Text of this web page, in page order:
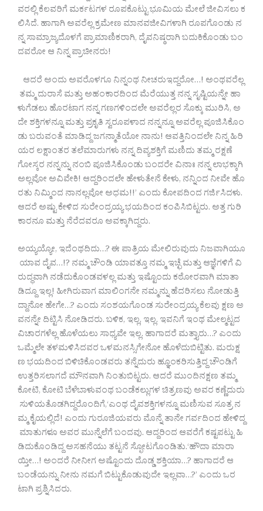
ವರಲ್ಲಿ ಕೆಲವರಿಗೆ ಮರ್ಕಟಗಳ ರೂಪಕೊಟ್ಟು ಭೂಮಿಯ ಮೇಲೆ ಜೀವಿಸಲು ಕ
ಲಿಸಿದೆ. ಹಾಗಾಗಿ ಅವರೆಲ್ಲ ಕ್ರಮೇಣ ಮಾನವಜೀವಿಗಳಾಗಿ ರೂಪಗೊಂಡು ನ
ನ್ನ ಸಾಮ್ರಾಜ್ಯದೊಳಗೆ ಪ್ರಾಮಾಣಿಕರಾಗಿ, ದೈವನಿಷ್ಠರಾಗಿ ಬದುಕಿಕೊಂಡು ಬಂ
ದವರೋ ಆ ನಿನ್ನ ಪ್ರಾಚೀನರು!
ಆದರೆ ಅಂದು ಅವರೊಳಗೂ ನಿನ್ನಂಥ ನೀಚರುಇದ್ದರೋ…! ಅಂಥವರೆಲ್ಲ
ತಮ್ಮ ದುರಾಸೆ ಮತ್ತು ಅಹಂಕಾರದಿಂದ ಮೆರೆಯುತ್ತ ನನ್ನ ಸೃಷ್ಟಿಯನ್ನೇ ಹಾ
ಳುಗೆಡಲು ಹೊರಟಾಗ ನನ್ನ ಗಣಗಳಿಂದಲೇ ಅವರೆಲ್ಲರ ಸೊಕ್ಕು ಮುರಿಸಿ, ಅ
ದೇ ಶಕ್ತಿಗಳನ್ನೂ ಮತ್ತು ಪ್ರಕೃತಿ ಸ್ವರೂಪಳಾದ ನನ್ನನ್ನೂ ಅವರೆಲ್ಲ ಪೂಜಿಸಿಕೊಂ
ಡು ಬರುವಂತೆ ಮಾಡಿದ್ದ ಜಗನ್ಮಾತೆಯೋ ನಾನು! ಆವತ್ತಿನಿಂದಲೇ ನಿನ್ನ ಹಿರಿ
ಯರ ಲಕ್ಷಾಂತರ ತಲೆಮಾರುಗಳು ನನ್ನ ದಿವ್ಯಶಕ್ತಿಗೆ ಮಣಿದು ತಮ್ಮ ರಕ್ಷಣೆ
ಗೋಸ್ಕರ ನನ್ನನ್ನು ನಂಬಿ ಪೂಜಿಸಿಕೊಂಡು ಬಂದರೇ ವಿನಾಃ ನನ್ನ ಲಾಭಕ್ಕಾಗಿ
ಅಲ್ಲವೋ ಅವಿವೇಕಿ! ಆದ್ದರಿಂದಲೇ ಹೇಳುತೇನೆ ಕೇಳು, ನನ್ನಿಂದ ನೀವೇ ಹೊ
ರತು ನಿಮ್ಮಿಂದ ನಾನಲ್ಲವೋ ಅಧಮ!!’ ಎಂದು ಕೋಪದಿಂದ ಗರ್ಜಿಸಿದಳು.
ಆದರೆ ಅಷ್ಟು ಕೇಳಿದ ಸುರೇಂದ್ರಯ್ಯ ಭಯದಿಂದ ಕಂಪಿಸಿಬಿಟ್ಟರು. ಅತ್ತ ಗುರಿ
ಕಾರನೂ ಮತ್ತು ನೆರೆದವರೂ ಅವಕ್ಕಾಗಿದ್ದರು.
ಅಯ್ಯಯ್ಯೋ, ಇದೆಂಥದಿದು…? ಈ ಪಾತ್ರಿಯ ಮೇಲಿರುವುದು ನಿಜವಾಗಿಯೂ
ಯಾವ ದೈವ…!? ನಮ್ಮ ಚೌಂಡಿ ಯಾವತ್ತೂ ನಮ್ಮ ಇಚ್ಛೆ ಮತ್ತು ಆಜ್ಞೆಗಳಿಗೆ ವಿ
ರುದ್ಧವಾಗಿ ನಡೆದುಕೊಂಡವಳಲ್ಲ ಮತ್ತು ಇಷ್ಟೊಂದು ಕಠೋರವಾಗಿ ಮಾತಾ
ಡಿದ್ದೂ ಇಲ್ಲ! ಹೀಗಿರುವಾಗ ಮಾಲಿಂಗನೇ ನಮ್ಮನ್ನು ಹೆದರಿಸಲು ನೋಡುತ್ತಿ
ದ್ದಾನೋ ಹೇಗೇ…? ಎಂದು ಸಂಶಯಗೊಂಡ ಸುರೇಂದ್ರಯ್ಯ ಕೆಲವು ಕ್ಷಣ ಅ
ವನನ್ನೇ ದಿಟ್ಟಿಸಿ ನೋಡಿದರು. ಬಳಿಕ, ಇಲ್ಲ, ಇಲ್ಲ. ಇವನಿಗೆ ಇಂಥ ಮೇಲ್ಮಟ್ಟದ
ವಿಚಾರಗಳೆಲ್ಲ ಹೊಳೆಯಲು ಸಾಧ್ಯವೇ ಇಲ್ಲ. ಹಾಗಾದರೆ ಮತ್ತ್ಯಾರು…? ಎಂದು
ಒಮ್ಮೆಲೇ ತಳಮಳಿಸಿದವರ ಒಳಮನಸ್ಸಿಗೇನೋ ಹೊಳೆದುಬಿಟ್ಟಿತು. ಮರುಕ್ಷ
ಣ ಭಯದಿಂದ ಬಿಳಿಚಿಕೊಂಡವರು ತನ್ನೆದುರು ಹ್ಞೂಂಕರಿಸುತ್ತಿದ್ದ ಚೌಂಡಿಗೆ
ಉತ್ತರಿಸಲಾಗದೆ ಮೌನವಾಗಿ ನಿಂತುಬಿಟ್ಟರು. ಆದರೆ ಮುಂದಿನಕ್ಷಣ ತಮ್ಮ
ಕೋಟಿ, ಕೋಟಿ ಬೆಳೆಬಾಳುವಂಥ ಬಂಡೆಕಲ್ಲುಗಳ ಚಿತ್ರಣವು ಅವರ ಕಣ್ಣೆದುರು
ಸುಳಿಯತೊಡಗಿದ್ದರೊಂದಿಗೆ,‘ಎಂಥ ದೈವಶಕ್ತಿಗಳನ್ನೂ ಮಣಿಸುವ ಸೂತ್ರ ನ
ಮ್ಮ ಕೈಯಲ್ಲಿದೆ! ಎಂದು ಗುರೂಜಿಯವರು ಮೊನ್ನೆ ತಾನೇ ಗರ್ವದಿಂದ ಹೇಳಿದ್ದ
ಮಾತುಗಳೂ ಅವರ ಮುನ್ನೆಲೆಗೆ ಬಂದವು. ಆದ್ದರಿಂದ ಆವರೆಗೆ ಕಷ್ಟಪಟ್ಟು ಹಿ
ಡಿದುಕೊಂಡಿದ್ದ ಅಸಹನೆಯು ತಟ್ಟನೆ ಸ್ಫೋಟಗೊಂಡಿತು.‘ಹೌದಾ ಮಾರಾ
ಯ್ತೀ…! ಅಂದರೆ ನೀನೀಗ ಅಷ್ಟೊಂದು ದೊಡ್ಡ ಶಕ್ತಿಯಾ…? ಹಾಗಾದರೆ ಆ
ಬಂಡೆಯನ್ನು ನೀನು ನಮಗೆ ಬಿಟ್ಟುಕೊಡುವುದೇ ಇಲ್ಲವಾ…?’ ಎಂದು ಒರ
ಟಾಗಿ ಪ್ರಶ್ನಿಸಿದರು.